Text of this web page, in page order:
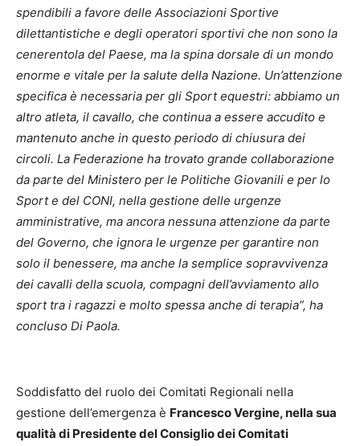
spendibili a favore delle Associazioni Sportive
dilettantistiche e degli operatori sportivi che non sono la
cenerentola del Paese, ma la spina dorsale di un mondo
enorme e vitale per la salute della Nazione. Un’attenzione
specifica è necessaria per gli Sport equestri: abbiamo un
altro atleta, il cavallo, che continua a essere accudito e
mantenuto anche in questo periodo di chiusura dei
circoli. La Federazione ha trovato grande collaborazione
da parte del Ministero per le Politiche Giovanili e per lo
Sport e del CONI, nella gestione delle urgenze
amministrative, ma ancora nessuna attenzione da parte
del Governo, che ignora le urgenze per garantire non
solo il benessere, ma anche la semplice sopravvivenza
dei cavalli della scuola, compagni dell’avviamento allo
sport tra i ragazzi e molto spessa anche di terapia”, ha
concluso Di Paola.
Soddisfatto del ruolo dei Comitati Regionali nella
gestione dell’emergenza è Francesco Vergine, nella sua
qualità di Presidente del Consiglio dei Comitati